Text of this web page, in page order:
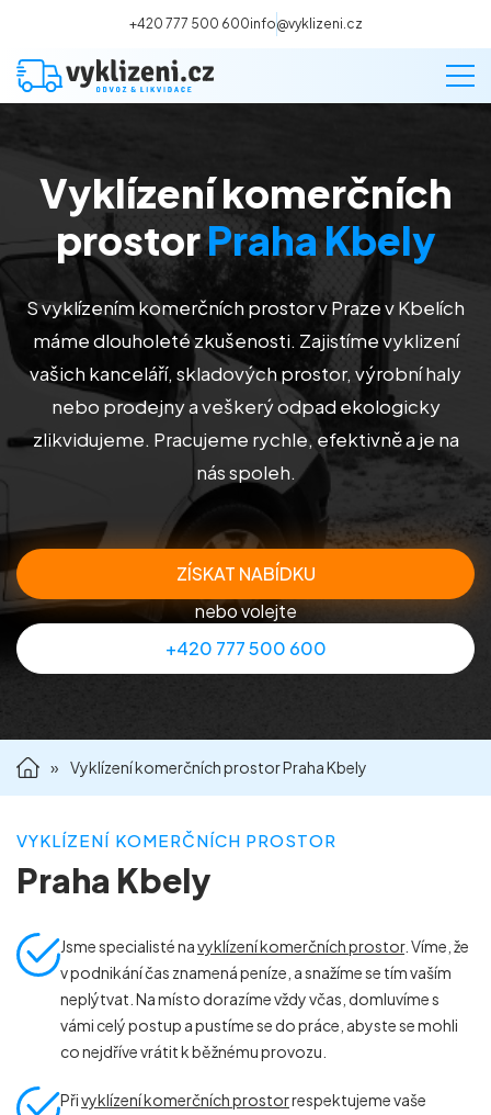
+420 777 500 600info@vyklizeni.cz
Vyklízení
Stěhování
Malování
Deratizace a dezinsekce
Úklid
Příprava nemovitostí na prodej
Vyklízení komerčních
prostorPraha Kbely
S vyklízením komerčních prostor v Praze v Kbelích
máme dlouholeté zkušenosti. Zajistíme vyklizení
vašich kanceláří, skladových prostor, výrobní haly
nebo prodejny a veškerý odpad ekologicky
zlikvidujeme. Pracujeme rychle, efektivně a je na
nás spoleh.
ZÍSKAT NABÍDKU
nebo volejte
+420 777 500 600
» Vyklízení komerčních prostor Praha Kbely
VYKLÍZENÍ KOMERČNÍCH PROSTOR
Praha Kbely
Jsme specialisté navyklízení komerčních prostor. Víme, že
v podnikání čas znamená peníze, a snažíme se tím vaším
neplýtvat. Na místo dorazíme vždy včas, domluvíme s
vámi celý postup a pustíme se do práce, abyste se mohli
co nejdříve vrátit k běžnému provozu.
Přivyklízení komerčních prostorrespektujeme vaše